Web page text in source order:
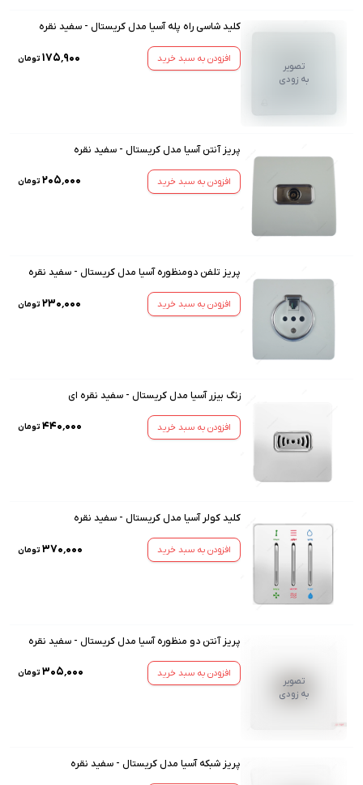
تصویر
به زودی
کلید شاسی راه پله آسیا مدل کریستال - سفید نقره
افزودن به سبد خرید ۱۷۵٬۹۰۰ تومان
پریز آنتن آسیا مدل کریستال - سفید نقره
افزودن به سبد خرید ۲۰۵٬۰۰۰ تومان
پریز تلفن دومنظوره آسیا مدل کریستال - سفید نقره
افزودن به سبد خرید ۲۳۰٬۰۰۰ تومان
زنگ بیزر آسیا مدل کریستال - سفید نقره ای
افزودن به سبد خرید ۴۴۰٬۰۰۰ تومان
کلید کولر آسیا مدل کریستال - سفید نقره
افزودن به سبد خرید ۳۷۰٬۰۰۰ تومان
تصویر
به زودی
پریز آنتن دو منظوره آسیا مدل کریستال - سفید نقره
افزودن به سبد خرید ۳۰۵٬۰۰۰ تومان
پریز شبکه آسیا مدل کریستال - سفید نقره